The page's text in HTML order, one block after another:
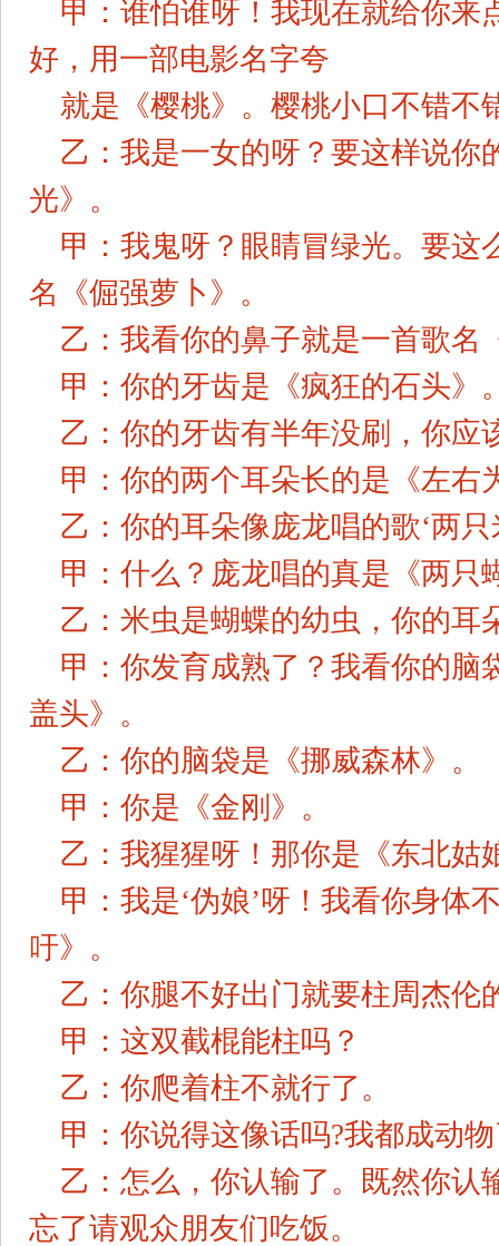
甲：谁怕谁呀！我现在就给你来
好，用一部电影名字夸
就是《樱桃》。樱桃小口不错不
乙：我是一女的呀？要这样说你
光》。
甲：我鬼呀？眼睛冒绿光。要这
名《倔强萝卜》。
乙：我看你的鼻子就是一首歌名
甲：你的牙齿是《疯狂的石头》
乙：你的牙齿有半年没刷，你应
甲：你的两个耳朵长的是《左右
乙：你的耳朵像庞龙唱的歌‘两只
甲：什么？庞龙唱的真是《两只
乙：米虫是蝴蝶的幼虫，你的耳
甲：你发育成熟了？我看你的脑
盖头》。
乙：你的脑袋是《挪威森林》。
甲：你是《金刚》。
乙：我猩猩呀！那你是《东北姑
甲：我是‘伪娘’呀！我看你身体
吁》。
乙：你腿不好出门就要柱周杰伦
甲：这双截棍能柱吗？
乙：你爬着柱不就行了。
甲：你说得这像话吗?我都成动
乙：怎么，你认输了。既然你认
忘了请观众朋友们吃饭。